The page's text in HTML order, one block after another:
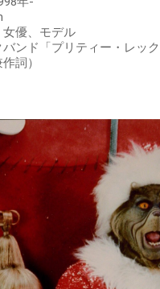
優、モデル
ンド「プリティー・レック
詞）